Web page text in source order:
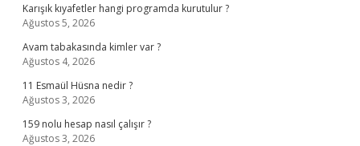
Karışık kıyafetler hangi programda kurutulur ?
Ağustos 5, 2026
Avam tabakasında kimler var ?
Ağustos 4, 2026
11 Esmaül Hüsna nedir ?
Ağustos 3, 2026
159 nolu hesap nasıl çalışır ?
Ağustos 3, 2026